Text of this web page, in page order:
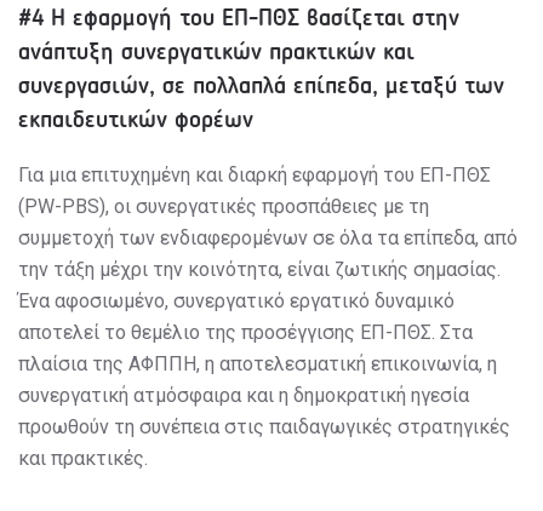
#4 Η εφαρμογή του ΕΠ-ΠΘΣ βασίζεται στην
ανάπτυξη συνεργατικών πρακτικών και
συνεργασιών, σε πολλαπλά επίπεδα, μεταξύ των
εκπαιδευτικών φορέων
Για μια επιτυχημένη και διαρκή εφαρμογή του ΕΠ-ΠΘΣ
(PW-PBS), οι συνεργατικές προσπάθειες με τη
συμμετοχή των ενδιαφερομένων σε όλα τα επίπεδα, από
την τάξη μέχρι την κοινότητα, είναι ζωτικής σημασίας.
Ένα αφοσιωμένο, συνεργατικό εργατικό δυναμικό
αποτελεί το θεμέλιο της προσέγγισης ΕΠ-ΠΘΣ. Στα
πλαίσια της ΑΦΠΠΗ, η αποτελεσματική επικοινωνία, η
συνεργατική ατμόσφαιρα και η δημοκρατική ηγεσία
προωθούν τη συνέπεια στις παιδαγωγικές στρατηγικές
και πρακτικές.